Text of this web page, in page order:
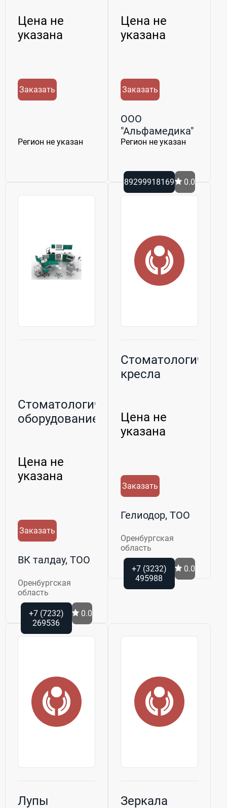
Alpha SM3D
Цена не
указана
Заказать
Регион не указан
Цена не
указана
Заказать
ООО
"Альфамедика"
Регион не указан
89299918169 0.0
Стоматологическое
оборудование
Цена не
указана
Заказать
ВК талдау, ТОО
Оренбургская
область
+7 (7232)
269536
0.0
кресла
Цена не
указана
Заказать
Гелиодор, ТОО
Оренбургская
область
+7 (3232)
495988
0.0
Лупы
Зеркала